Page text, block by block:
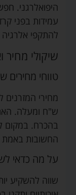
היפואלרגני.
עמידות בפני
להתקפי
שיקולי מחיר
טווחי מחירים
ש"ח ומעלה.
בהכרח. במקום
החשובות באמת
על מה כדאי
שווה להשקיע